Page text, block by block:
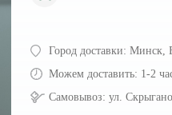
Город доставки: Минск,
Можем доставить: 1-2
Самовывоз: ул.